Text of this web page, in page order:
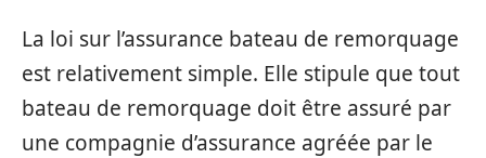
La loi sur l’assurance bateau de remorquage
est relativement simple. Elle stipule que tout
bateau de remorquage doit être assuré par
une compagnie d’assurance agréée par le